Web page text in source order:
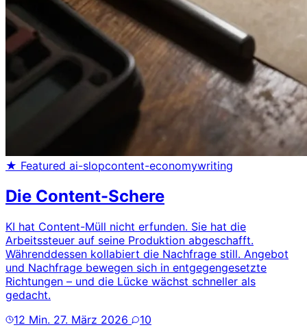
★ Featured ai-slopcontent-economywriting
Die Content-Schere
KI hat Content-Müll nicht erfunden. Sie hat die
Arbeitssteuer auf seine Produktion abgeschafft.
Währenddessen kollabiert die Nachfrage still. Angebot
und Nachfrage bewegen sich in entgegengesetzte
Richtungen – und die Lücke wächst schneller als
gedacht.
12 Min. 27. März 2026
10